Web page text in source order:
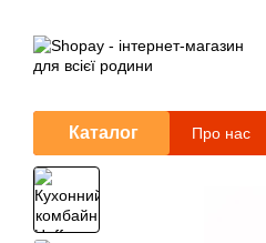
Каталог Про нас